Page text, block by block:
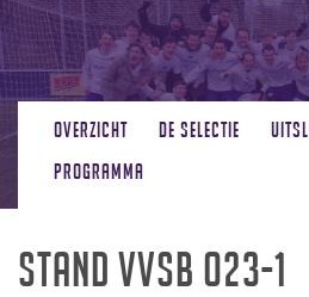
Overzicht De selectie
Programma
Stand VVSB O23-1